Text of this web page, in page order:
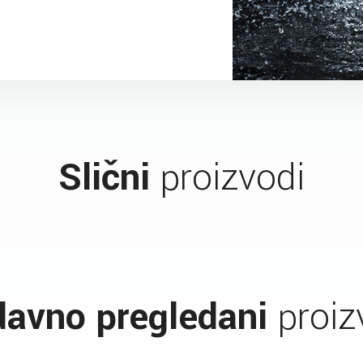
Slični proizvodi
pregledani